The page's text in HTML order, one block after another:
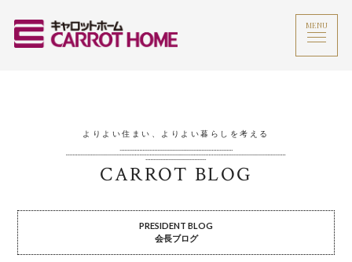
MENU
よりよい住まい、よりよい暮らしを考える
CARROT BLOG
PRESIDENT BLOG
会長ブログ